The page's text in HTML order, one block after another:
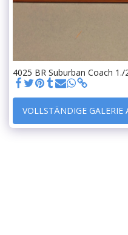
4025 BR Suburban Coach 1./
VOLLSTÄNDIGE GALERIE